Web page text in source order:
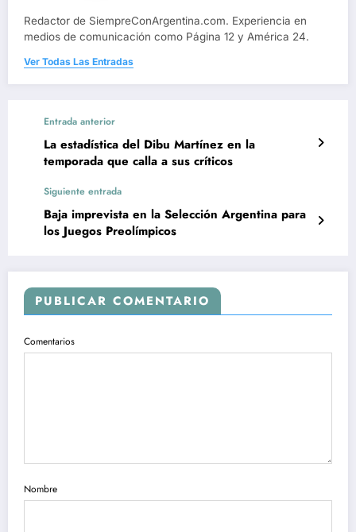
Redactor de SiempreConArgentina.com. Experiencia en
medios de comunicación como Página 12 y América 24.
Ver Todas Las Entradas
Entrada anterior
La estadística del Dibu Martínez en la
temporada que calla a sus críticos
Siguiente entrada
Baja imprevista en la Selección Argentina para
los Juegos Preolímpicos
PUBLICAR COMENTARIO
Comentarios
Nombre